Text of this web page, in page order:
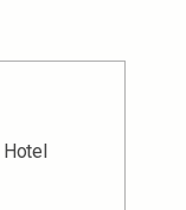
Hotel